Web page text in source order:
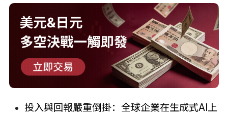
投入與回報嚴重倒掛：全球企業在生成式AI上